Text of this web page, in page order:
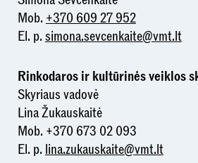
Mob. +370 609 27 952
El. p.simona.sevcenkaite@vmt.lt
Rinkodaros ir kultūrinės veiklos
Skyriaus vadovė
Lina Žukauskaitė
Mob. +370 673 02 093
El. p. lina.zukauskaite@vmt.lt